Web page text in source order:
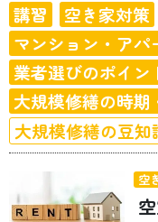
講習 空き家対策
マンション・アパ
業者選びのポイン
大規模修繕の時期
大規模修繕の豆知
空